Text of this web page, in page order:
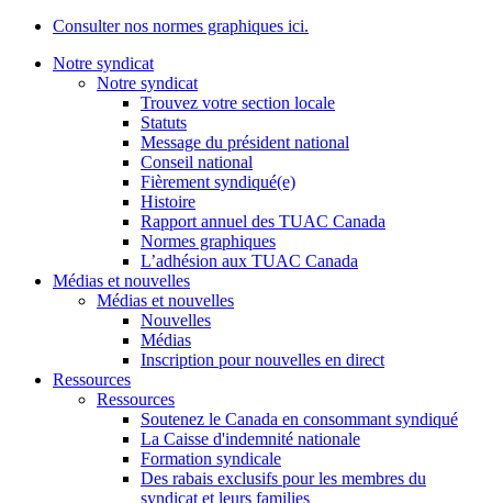
Consulter nos normes graphiques ici.
Notre syndicat
Notre syndicat
Trouvez votre section locale
Statuts
Message du président national
Conseil national
Fièrement syndiqué(e)
Histoire
Rapport annuel des TUAC Canada
Normes graphiques
L’adhésion aux TUAC Canada
Médias et nouvelles
Médias et nouvelles
Nouvelles
Médias
Inscription pour nouvelles en direct
Ressources
Ressources
Soutenez le Canada en consommant syndiqué
La Caisse d'indemnité nationale
Formation syndicale
Des rabais exclusifs pour les membres du
syndicat et leurs families